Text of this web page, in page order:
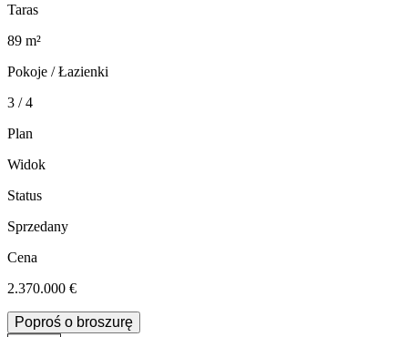
Taras
89 m²
Pokoje / Łazienki
3 / 4
Plan
Widok
Status
Sprzedany
Cena
2.370.000 €
Poproś o broszurę